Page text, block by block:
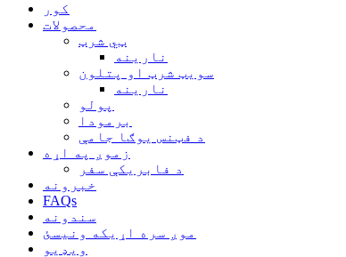
کور
محصولات
ټي شرټ
نارینه
سویټ شرټ او پتلون
نارینه
پولو
برمودا
د فټنس یوګا جامې
زموږ په اړه
د فابریکې سفر
خبرونه
FAQs
سندونه
موږ سره اړیکه ونیسئ
ویډیو